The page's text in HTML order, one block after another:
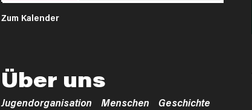
Zum Kalender
Über uns
Jugendorganisation Menschen
Geschichte